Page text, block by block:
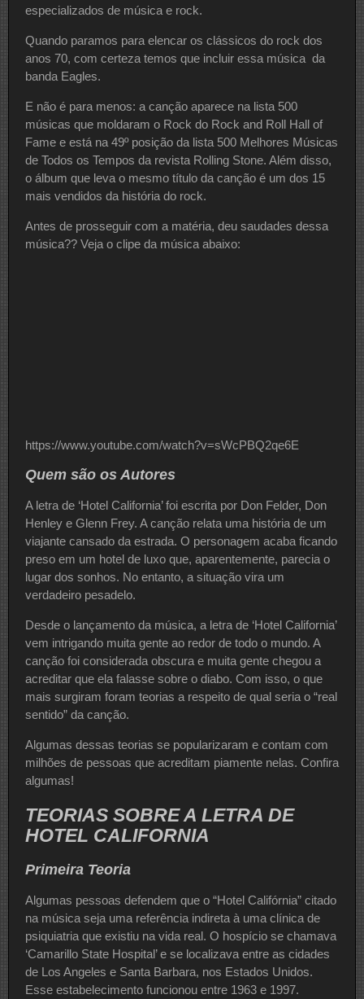
especializados de música e rock.
Quando paramos para elencar os clássicos do rock dos
anos 70, com certeza temos que incluir essa música da
banda Eagles.
E não é para menos: a canção aparece na lista 500
músicas que moldaram o Rock do Rock and Roll Hall of
Fame e está na 49º posição da lista 500 Melhores Músicas
de Todos os Tempos da revista Rolling Stone. Além disso,
o álbum que leva o mesmo título da canção é um dos 15
mais vendidos da história do rock.
Antes de prosseguir com a matéria, deu saudades dessa
música?? Veja o clipe da música abaixo:
https://www.youtube.com/watch?v=sWcPBQ2qe6E
Quem são os Autores
A letra de ‘Hotel California’ foi escrita por Don Felder, Don
Henley e Glenn Frey. A canção relata uma história de um
viajante cansado da estrada. O personagem acaba ficando
preso em um hotel de luxo que, aparentemente, parecia o
lugar dos sonhos. No entanto, a situação vira um
verdadeiro pesadelo.
Desde o lançamento da música, a letra de ‘Hotel California’
vem intrigando muita gente ao redor de todo o mundo. A
canção foi considerada obscura e muita gente chegou a
acreditar que ela falasse sobre o diabo. Com isso, o que
mais surgiram foram teorias a respeito de qual seria o “real
sentido” da canção.
Algumas dessas teorias se popularizaram e contam com
milhões de pessoas que acreditam piamente nelas. Confira
algumas!
TEORIAS SOBRE A LETRA DE
HOTEL CALIFORNIA
Primeira Teoria
Algumas pessoas defendem que o “Hotel Califórnia” citado
na música seja uma referência indireta à uma clínica de
psiquiatria que existiu na vida real. O hospício se chamava
‘Camarillo State Hospital’ e se localizava entre as cidades
de Los Angeles e Santa Barbara, nos Estados Unidos.
Esse estabelecimento funcionou entre 1963 e 1997.